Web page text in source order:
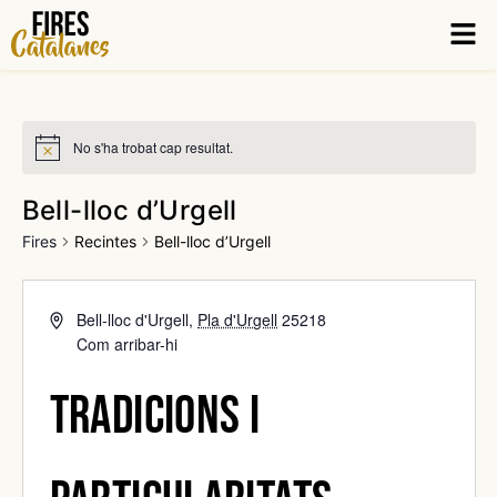
No s'ha trobat cap resultat.
Bell-lloc d’Urgell
Fires Recintes Bell-lloc d’Urgell
Bell-lloc d'Urgell, Pla d'Urgell 25218
Com arribar-hi
Tradicions i